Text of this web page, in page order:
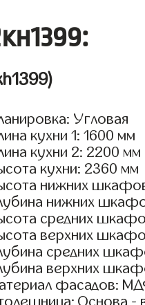
Угловая
кухни 1: 1600 мм
кухни 2: 2200 мм
кухни: 2360 мм
нижних
нижних
средних
верхних
средних
верхних
фасадов:
Основа -